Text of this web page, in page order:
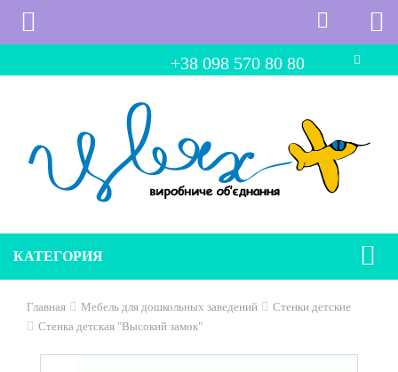
+38 098 570 80 80
КАТЕГОРИЯ
Главная Мебель для дошкольных заведений
Стенки детские
Стенка детская "Высокий замок"